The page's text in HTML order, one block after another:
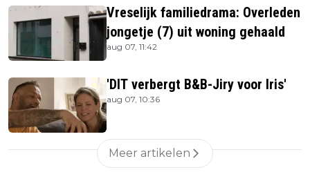
Vreselijk familiedrama: Overleden
jongetje (7) uit woning gehaald
aug 07, 11:42
'DIT verbergt B&B-Jiry voor Iris'
aug 07, 10:36
Meer artikelen